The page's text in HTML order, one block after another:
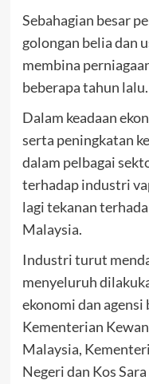
Sebahagian besar
golongan belia dan
membina
beberapa tahun lalu.
Dalam keadaan
serta peningkatan
dalam pelbagai
terhadap industri
lagi tekanan
Malaysia.
Industri turut
menyeluruh
ekonomi dan
Kementerian
Malaysia,
Negeri dan Kos